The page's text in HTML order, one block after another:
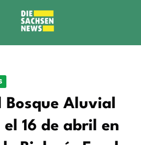
Bosque Aluvial
16 de abril en